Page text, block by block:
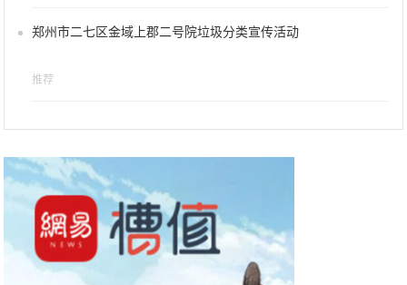
郑州市二七区金域上郡二号院垃圾分类宣传活动
推荐